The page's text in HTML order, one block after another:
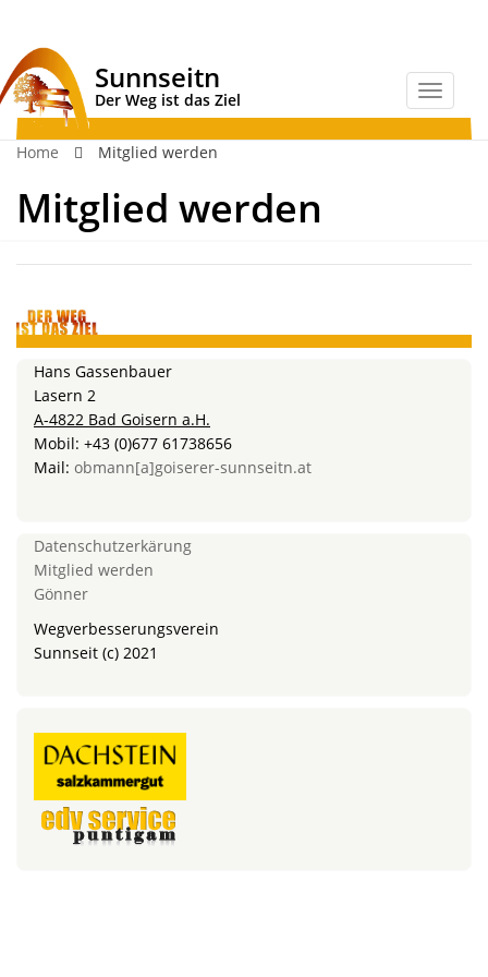
Sunnseitn
Der Weg ist das Ziel
Home Mitglied werden
Mitglied werden
Hans Gassenbauer
Lasern 2
A-4822 Bad Goisern a.H.
Mobil: +43 (0)677 61738656
Mail: obmann[a]goiserer-sunnseitn.at
Datenschutzerkärung
Mitglied werden
Gönner
Wegverbesserungsverein
Sunnseit (c) 2021